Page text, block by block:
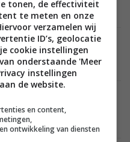
naar definitieve
AUDIO 19 MEI 2026
de Rond – Sound
en wat dat gaat brengen
14 MEI 2026
PA 080 H – Black
tonen, de effectiviteit
te meten en onze
verzamelen wij
ID’s, geolocatie
cookie instellingen
onderstaande 'Meer
instellingen
de website.
en content,
ontwikkeling van diensten